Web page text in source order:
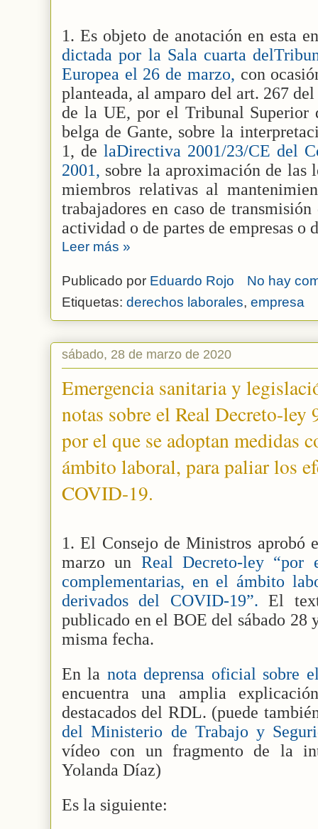
1. Es objeto de anotación en esta
dictada por la Sala cuarta
Europea el 26 de marzo, con
planteada, al amparo del art. 267
de la UE, por el Tribunal
belga de Gante, sobre la
1, de laDirectiva 2001/23/CE del
2001, sobre la aproximación de las
miembros relativas al
trabajadores en caso de
actividad o de partes de empresas o
Leer más »
Publicado por Eduardo Rojo
No hay
Etiquetas: derechos laborales, empresa
sábado, 28 de marzo de 2020
Emergencia sanitaria y
notas sobre el Real Decreto-ley
por el que se adoptan medidas
ámbito laboral, para paliar los
COVID-19.
1. El Consejo de Ministros aprobó
marzo un Real Decreto-ley “por
complementarias, en el ámbito
derivados del COVID-19”.El
publicado en el BOE del sábado 28
misma fecha.
En la nota deprensa oficial sobre
encuentra una amplia
destacados del RDL. (puede
del Ministerio de Trabajo y
vídeo con un fragmento de la
Yolanda Díaz)
Es la siguiente: